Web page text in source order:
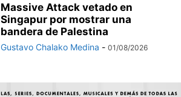
Massive Attack vetado en
Singapur por mostrar una
bandera de Palestina
Gustavo Chalako Medina - 01/08/2026